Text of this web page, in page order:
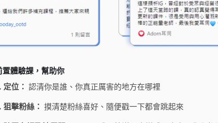
置體驗課，幫助你
定位： 認清你是誰、你真正厲害的地方在哪裡
狙擊粉絲： 摸清楚粉絲喜好、隨便戳一下都會跳起來